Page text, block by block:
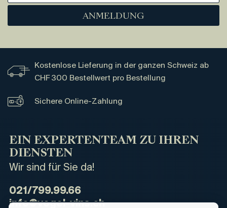
ANMELDUNG
Kostenlose Lieferung in der ganzen Schweiz ab
CHF 300 Bestellwert pro Bestellung
Sichere Online-Zahlung
EIN EXPERTENTEAM ZU IHREN
DIENSTEN
Wir sind für Sie da!
021/799.99.66
info@vogel-vins.ch